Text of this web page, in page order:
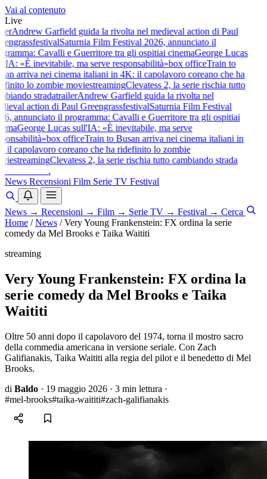
Vai al contenuto
Live
Andrew Garfield guida la rivolta nel medieval action di Paul
festivalSaturnia Film Festival 2026, annunciato il
Cavalli e Guerritore tra gli ospitiai cinemaGeorge Lucas
«È inevitabile, ma serve responsabilità»box officeTrain to
arriva nei cinema italiani in 4K: il capolavoro coreano che ha
lo zombie moviestreamingClevatess 2, la serie rischia tutto
stradatrailerAndrew Garfield guida la rivolta nel
action di Paul GreengrassfestivalSaturnia Film Festival
annunciato il programma: Cavalli e Guerritore tra gli ospitiai
George Lucas sull'IA: «È inevitabile, ma serve
box officeTrain to Busan arriva nei cinema italiani in
il capolavoro coreano che ha ridefinito lo zombie
streamingClevatess 2, la serie rischia tutto cambiando strada
.
News Recensioni Film Serie TV Festival
News → Recensioni → Film → Serie TV → Festival → Cerca
Home / News / Very Young Frankenstein: FX ordina la serie
comedy da Mel Brooks e Taika Waititi
streaming
Very Young Frankenstein: FX ordina la
serie comedy da Mel Brooks e Taika
Waititi
Oltre 50 anni dopo il capolavoro del 1974, torna il mostro sacro
della commedia americana in versione seriale. Con Zach
Galifianakis, Taika Waititi alla regia del pilot e il benedetto di Mel
Brooks.
di Baldo · 19 maggio 2026 · 3 min lettura ·
#mel-brooks#taika-waititi#zach-galifianakis